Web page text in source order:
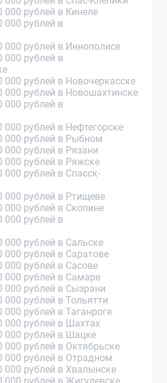
рублей в Кинеле
000 рублей в
000 рублей в Иннополисе
000 рублей в
рублей в Новочеркасске
000 рублей в Новошахтинске
000 рублей в
рублей в Нефтегорске
000 рублей в Рыбном
рублей в Рязани
000 рублей в Ряжске
рублей в Спасск-
000 рублей в Ртищеве
000 рублей в Скопине
000 рублей в
рублей в Сальске
рублей в Саратове
рублей в Сасове
000 рублей в Самаре
000 рублей в Сызрани
рублей в Тольятти
рублей в Таганроге
000 рублей в Шахтах
000 рублей в Шацке
000 рублей в Октябрьске
000 рублей в Отрадном
000 рублей в Хвалынске